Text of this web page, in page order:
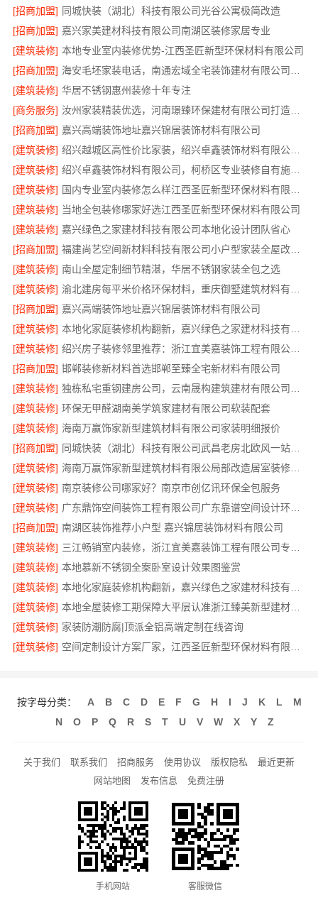
[招商加盟] 同城快装（湖北）科技有限公司光谷公寓极简改造
[招商加盟] 嘉兴家美建材科技有限公司南湖区装修家居专业
[建筑装修] 本地专业室内装修优势-江西圣匠新型环保材料有限公司
[招商加盟]
[建筑装修] 华居不锈钢惠州装修十年专注
[商务服务]
汝州家装精装优选，河南璟臻环保建材有限公司打造品质居家
[招商加盟] 嘉兴高端装饰地址嘉兴锦居装饰材料有限公司
[建筑装修]
绍兴越城区高性价比家装，绍兴卓鑫装饰材料有限公司环保优质材料
[建筑装修]
绍兴卓鑫装饰材料有限公司，柯桥区专业装修自有施工队
[建筑装修]
[建筑装修] 当地全包装修哪家好选江西圣匠新型环保材料有限公司
[建筑装修] 嘉兴绿色之家建材科技有限公司本地化设计团队省心
[招商加盟]
福建尚艺空间新材料科技有限公司小户型家装全屋改造口碑推荐
[建筑装修] 南山全屋定制细节精湛，华居不锈钢家装全包之选
[建筑装修]
[招商加盟] 嘉兴高端装饰地址嘉兴锦居装饰材料有限公司
[建筑装修]
[建筑装修]
绍兴房子装修邻里推荐：浙江宜美嘉装饰工程有限公司值得信赖
[招商加盟] 邯郸装修新材料首选邯郸至臻全宅新材料有限公司
[建筑装修]
[建筑装修] 环保无甲醛湖南美学筑家建材有限公司软装配套
[建筑装修] 海南万赢饰家新型建筑材料有限公司家装明细报价
[招商加盟]
同城快装（湖北）科技有限公司武昌老房北欧风一站式装修
[建筑装修]
海南万赢饰家新型建筑材料有限公局部改造居室装修工期提速
[建筑装修] 南京装修公司哪家好？南京市创亿讯环保全包服务
[建筑装修]
广东鼎饰空间装饰工程有限公司广东靠谱空间设计环保材料
[招商加盟] 南湖区装饰推荐小户型 嘉兴锦居装饰材料有限公司
[建筑装修]
[建筑装修] 本地慕新不锈钢全案卧室设计效果图鉴赏
[建筑装修]
[建筑装修]
本地全屋装修工期保障大平层认准浙江臻美新型建材有限公司
[建筑装修] 家装防潮防腐|顶派全铝高端定制在线咨询
[建筑装修]
按字母分类： A B C D E F G H I J K L
M
N
O P Q R S T U V W X Y Z
关于我们 联系我们 招商服务 使用协议 版权隐私
最近更新
网站地图
发布信息 免费注册
手机网站 客服微信